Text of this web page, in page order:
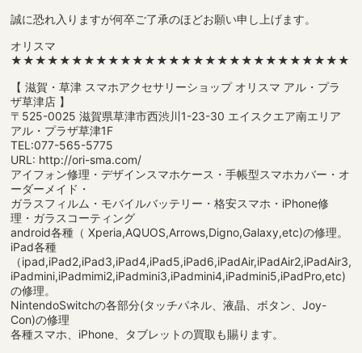
誠に恐れ入りますが何卒ご了承のほどお願い申し上げます。
オリスマ
【 滋賀・草津 スマホアクセサリーショップ オリスマ アル・プラ
ザ草津店 】
〒525-0025 滋賀県草津市西渋川1-23-30 エイスクエア南エリア
アル・プラザ草津1F
TEL:077-565-5775
URL: http://ori-sma.com/
アイフォン修理・デザインスマホケース・手帳型スマホカバー・オ
ーダーメイド・
ガラスフィルム・モバイルバッテリー・格安スマホ・iPhone修
理・ガラスコーティング
android各種（ Xperia,AQUOS,Arrows,Digno,Galaxy,etc)の修理。
iPad各種
（ipad,iPad2,iPad3,iPad4,iPad5,iPad6,iPadAir,iPadAir2,iPadAir3,
iPadmini,iPadmimi2,iPadmini3,iPadmini4,iPadmini5,iPadPro,etc)
の修理。
NintendoSwitchの各部分(タッチパネル、液晶、ボタン、Joy-
Con)の修理
各種スマホ、iPhone、タブレットの買取も賜ります。